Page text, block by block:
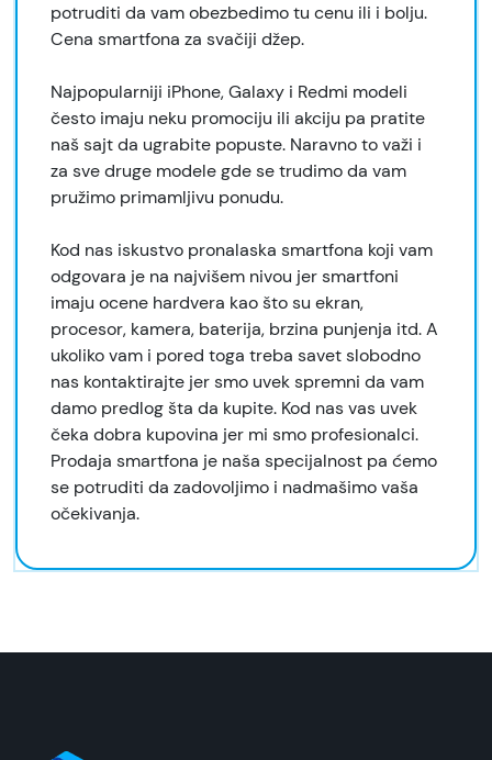
potruditi da vam obezbedimo tu cenu ili i bolju.
Cena smartfona za svačiji džep.
Najpopularniji iPhone, Galaxy i Redmi modeli
često imaju neku promociju ili akciju pa pratite
naš sajt da ugrabite popuste. Naravno to važi i
za sve druge modele gde se trudimo da vam
pružimo primamljivu ponudu.
Kod nas iskustvo pronalaska smartfona koji vam
odgovara je na najvišem nivou jer smartfoni
imaju ocene hardvera kao što su ekran,
procesor, kamera, baterija, brzina punjenja itd. A
ukoliko vam i pored toga treba savet slobodno
nas kontaktirajte jer smo uvek spremni da vam
damo predlog šta da kupite. Kod nas vas uvek
čeka dobra kupovina jer mi smo profesionalci.
Prodaja smartfona je naša specijalnost pa ćemo
se potruditi da zadovoljimo i nadmašimo vaša
očekivanja.